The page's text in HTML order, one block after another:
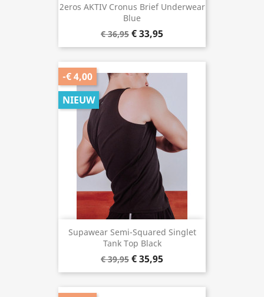
2eros AKTIV Cronus Brief Underwear
Blue
€ 36,95 € 33,95
Supawear Semi-Squared Singlet
Tank Top Black
€ 39,95 € 35,95
-€ 4,00
NIEUW